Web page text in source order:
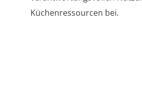
Küchenressourcen bei.